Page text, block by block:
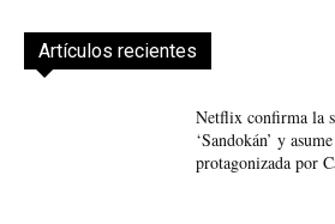
Artículos recientes
Netflix confirma la
‘Sandokán’ y
protagonizada por